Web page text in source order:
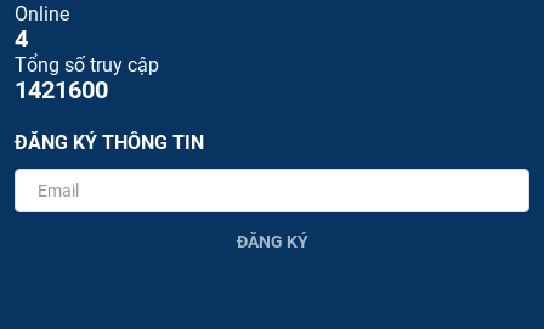
Online
4
Tổng số truy cập
1421600
ĐĂNG KÝ THÔNG TIN
ĐĂNG KÝ